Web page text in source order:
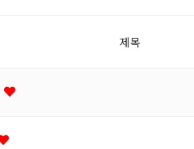
제목